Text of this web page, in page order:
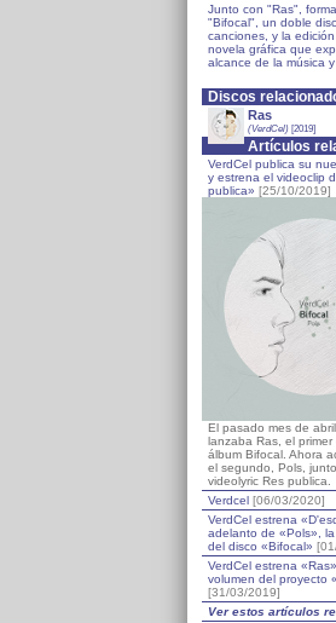
Junto con "Ras",
"Bifocal", un doble
canciones, y la
novela gráfica que
alcance de la música y
Discos
Ras
(VerdCel)[2019]
Artículos
VerdCel publica su
y estrena el videoclip
publica» [25/10/2019]
El pasado mes de
lanzaba Ras, el
álbum Bifocal. Ahora
el segundo, Pols,
videolyric Res publica.
Verdcel [06/03/2020]
VerdCel estrena
adelanto de «Pols»,
del disco «Bifocal»
VerdCel estrena
volumen del proyecto
[31/03/2019]
Ver estos artículos